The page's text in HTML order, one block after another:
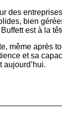
des
bien
est à la
même
et sa
aujourd’hui.